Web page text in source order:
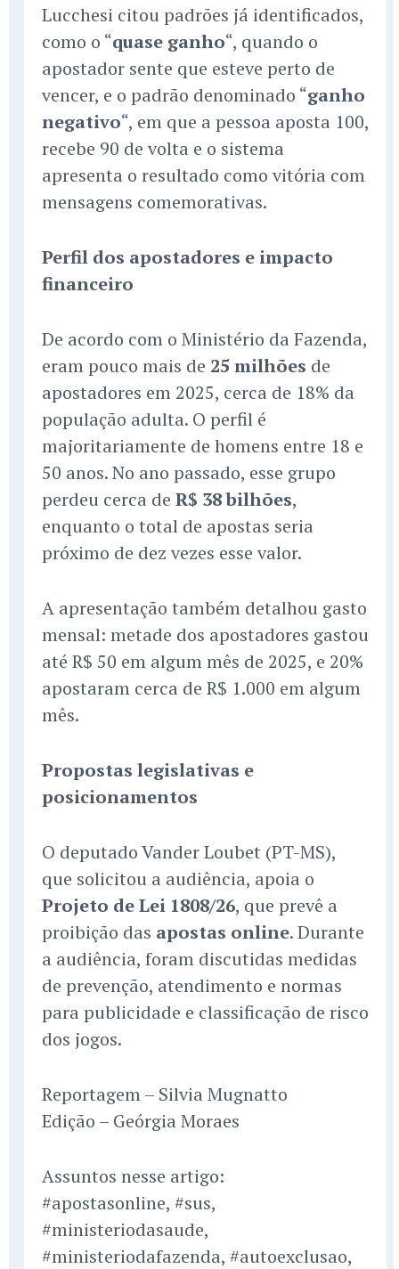
Lucchesi citou padrões já identificados,
como o “quase ganho“, quando o
apostador sente que esteve perto de
vencer, e o padrão denominado “ganho
negativo“, em que a pessoa aposta 100,
recebe 90 de volta e o sistema
apresenta o resultado como vitória com
mensagens comemorativas.
Perfil dos apostadores e impacto
financeiro
De acordo com o Ministério da Fazenda,
eram pouco mais de 25 milhões de
apostadores em 2025, cerca de 18% da
população adulta. O perfil é
majoritariamente de homens entre 18 e
50 anos. No ano passado, esse grupo
perdeu cerca de R$ 38 bilhões,
enquanto o total de apostas seria
próximo de dez vezes esse valor.
A apresentação também detalhou gasto
mensal: metade dos apostadores gastou
até R$ 50 em algum mês de 2025, e 20%
apostaram cerca de R$ 1.000 em algum
mês.
Propostas legislativas e
posicionamentos
O deputado Vander Loubet (PT-MS),
que solicitou a audiência, apoia o
Projeto de Lei 1808/26, que prevê a
proibição das apostas online. Durante
a audiência, foram discutidas medidas
de prevenção, atendimento e normas
para publicidade e classificação de risco
dos jogos.
Reportagem – Silvia Mugnatto
Edição – Geórgia Moraes
Assuntos nesse artigo:
#apostasonline, #sus,
#ministeriodasaude,
#ministeriodafazenda, #autoexclusao,